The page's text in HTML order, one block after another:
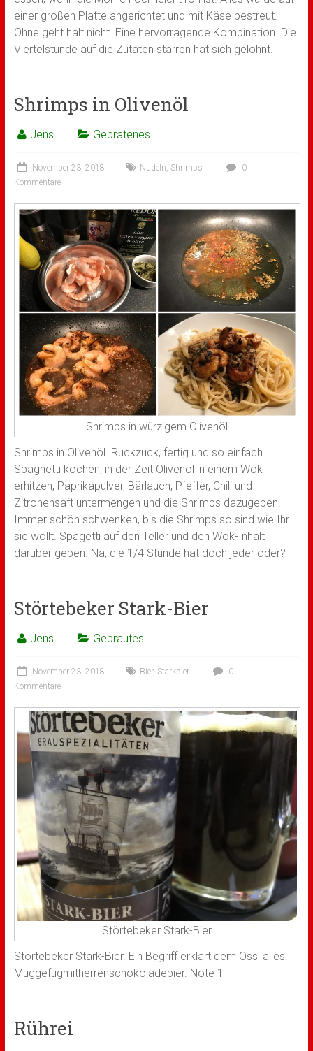
einer großen Platte angerichtet und mit Käse bestreut.
Ohne geht halt nicht. Eine hervorragende Kombination. Die
Viertelstunde auf die Zutaten starren hat sich gelohnt.
Shrimps in Olivenöl
Jens Gebratenes
November 23, 2018 Nudeln, Shrimps
0
Kommentare
Shrimps in würzigem Olivenöl
Shrimps in Olivenöl. Ruckzuck, fertig und so einfach.
Spaghetti kochen, in der Zeit Olivenöl in einem Wok
erhitzen, Paprikapulver, Bärlauch, Pfeffer, Chili und
Zitronensaft untermengen und die Shrimps dazugeben.
Immer schön schwenken, bis die Shrimps so sind wie Ihr
sie wollt. Spagetti auf den Teller und den Wok-Inhalt
darüber geben. Na, die 1/4 Stunde hat doch jeder oder?
Störtebeker Stark-Bier
Jens Gebrautes
November 23, 2018 Bier, Starkbier
0
Kommentare
Störtebeker Stark-Bier
Störtebeker Stark-Bier. Ein Begriff erklärt dem Ossi alles:
Muggefugmitherrenschokoladebier. Note 1
Rührei